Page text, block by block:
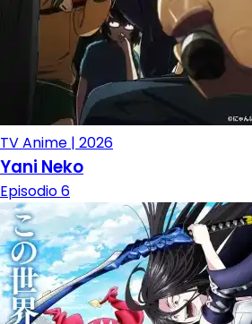
TV Anime | 2026
Yani Neko
Episodio 6